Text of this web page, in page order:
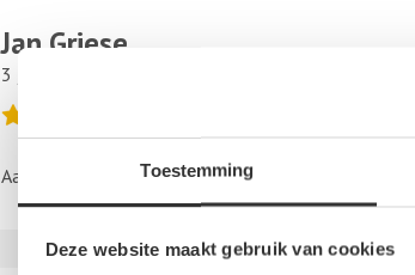
Toestemming
Deze website maakt gebruik van cookies
Jan Griese
3 juli 2019
Aardige betrouwbare mensen